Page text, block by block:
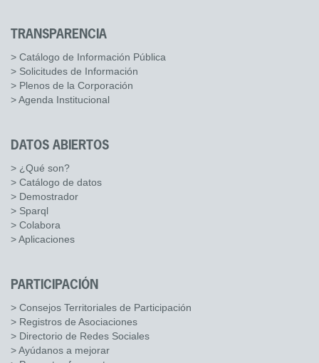
TRANSPARENCIA
> Catálogo de Información Pública
> Solicitudes de Información
> Plenos de la Corporación
> Agenda Institucional
DATOS ABIERTOS
> ¿Qué son?
> Catálogo de datos
> Demostrador
> Sparql
> Colabora
> Aplicaciones
PARTICIPACIÓN
> Consejos Territoriales de Participación
> Registros de Asociaciones
> Directorio de Redes Sociales
> Ayúdanos a mejorar